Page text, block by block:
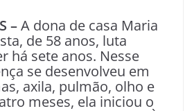
–A dona de casa Maria
de 58 anos, luta
há sete anos. Nesse
se desenvolveu em
axila, pulmão, olho e
meses, ela iniciou o